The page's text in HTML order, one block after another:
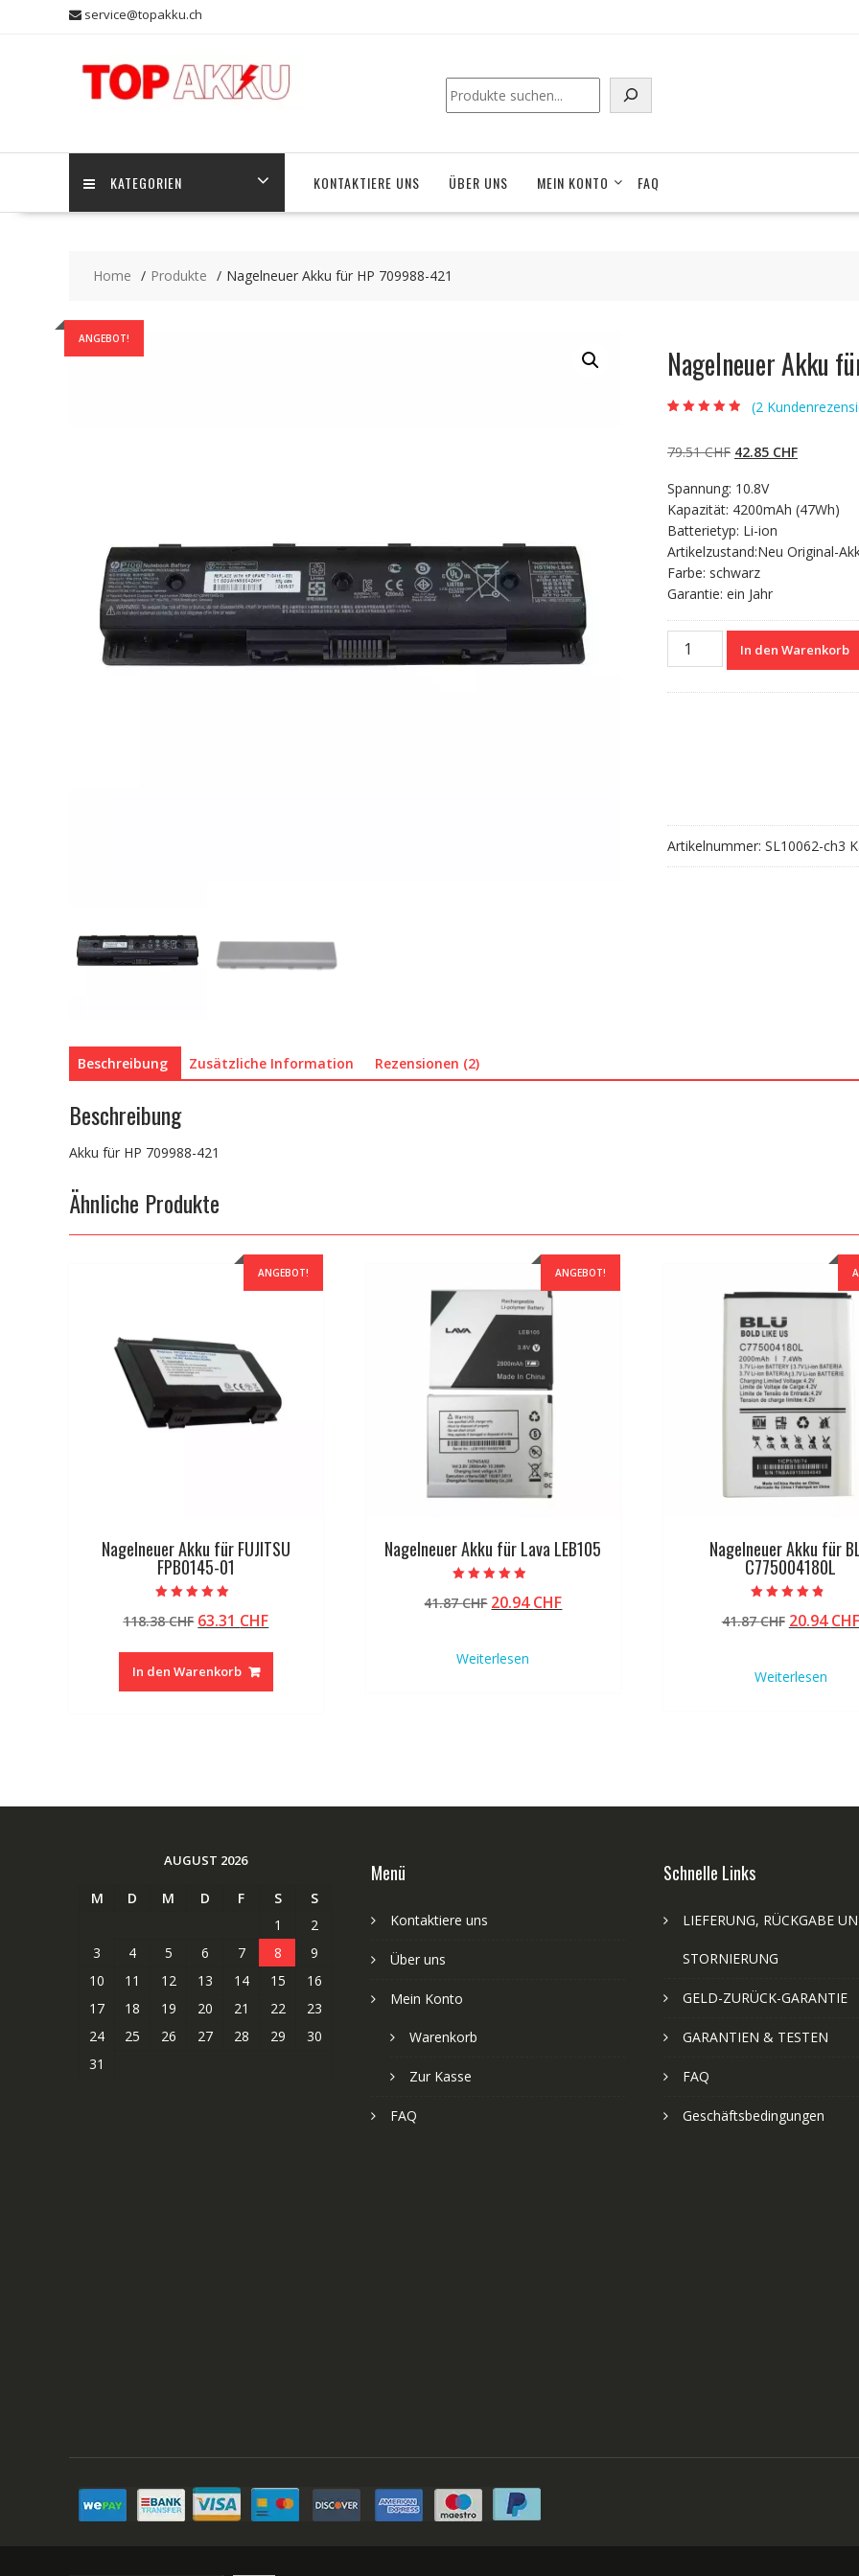
service@topakku.ch
Suchen
KATEGORIEN KONTAKTIERE UNS ÜBER UNS MEIN KONTO FAQ
Home Produkte Nagelneuer Akku für HP 709988-421
ANGEBOT!
Nagelneuer Akku
basierend auf
Kundenbewert
(2
79.51CHF Ursprünglicher
war:
79.51 CHF
42.85 CHFAktueller
42.85 CHF.
Spannung: 10.8V
Kapazität: 4200mAh (47Wh)
Batterietyp: Li-ion
Artikelzustand:Neu Original-
Farbe: schwarz
Garantie: ein Jahr
Nagelneuer
Akku
In den Warenkorb
Artikelnummer: SL10062-ch3
Beschreibung Zusätzliche Information Rezensionen (2)
Beschreibung
Akku für HP 709988-421
Ähnliche Produkte
ANGEBOT!
Nagelneuer Akku für FUJITSU
FPB0145-01
5.00
von 5
118.38CHF Ursprünglicher
war:
118.38 CHF
63.31 CHFAktueller
In den Warenkorb
ANGEBOT!
Nagelneuer Akku für Lava LEB105
4.50
von 5
41.87CHF Ursprünglicher
41.87 CHF
20.94CHFAktueller
Weiterlesen
Nagelneuer Akku für
C775004180L
4.50
von 5
41.87CHF
41.87 CHF
20.94CHF
Weiterlesen
AUGUST 2026
M D M D F S
S
1
2
3
4 5 6 7 8
9
10
11 12 13 14 15
16
17
18 19 20 21 22
23
24
25 26 27 28 29
30
31
Menü
Kontaktiere uns
Über uns
Mein Konto
Warenkorb
Zur Kasse
FAQ
Schnelle Links
LIEFERUNG, RÜCKGABE
STORNIERUNG
GELD-ZURÜCK-GARANTIE
GARANTIEN & TESTEN
FAQ
Geschäftsbedingungen